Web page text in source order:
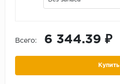
Всего: 6 344.39 ₽
Купить